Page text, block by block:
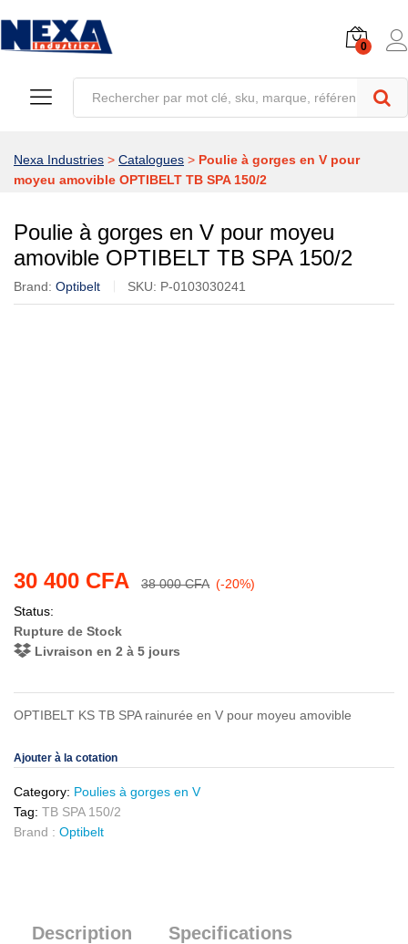
0
Nexa Industries > Catalogues > Poulie à gorges en V pour
moyeu amovible OPTIBELT TB SPA 150/2
Poulie à gorges en V pour moyeu
amovible OPTIBELT TB SPA 150/2
Brand: Optibelt SKU: P-0103030241
30 400 CFA 38 000CFA (-20%)
Status:
Rupture de Stock
Livraison en 2 à 5 jours
OPTIBELT KS TB SPA rainurée en V pour moyeu amovible
Ajouter à la cotation
Category: Poulies à gorges en V
Tag: TB SPA 150/2
Brand : Optibelt
Description Specifications